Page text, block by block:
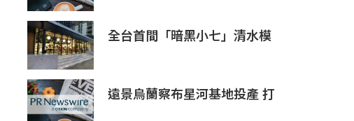
全台首間「暗黑小七」清水模
遠景烏蘭察布星河基地投產 打